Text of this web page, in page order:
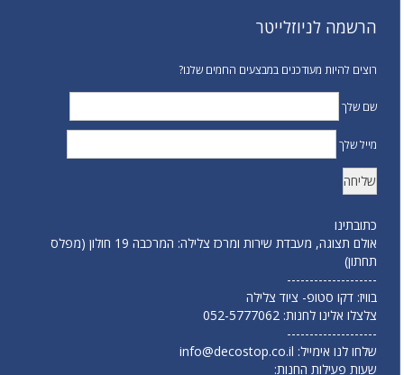
הרשמה לניוזלייטר
רוצים להיות מעודכנים במבצעים החמים שלנו?
שם שלך
מייל שלך
כתובתינו
אולם תצוגה, מעבדת שירות ומרכז צלילה: המרכבה 19 חולון (מפלס
תחתון)
--------------------
בוויז: דקו סטופ- ציוד צלילה
צלצלו אלינו לחנות: 052-5777062
--------------------
שלחו לנו אימייל: info@decostop.co.il
שעות פעילות החנות: